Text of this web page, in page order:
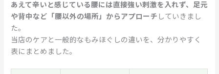
あえて辛いと感じている腰には直接強い刺激を入れず、足元
や背中など「腰以外の場所」からアプローチしていきまし
た。
当店のケアと一般的なもみほぐしの違いを、分かりやすく
表にまとめました。